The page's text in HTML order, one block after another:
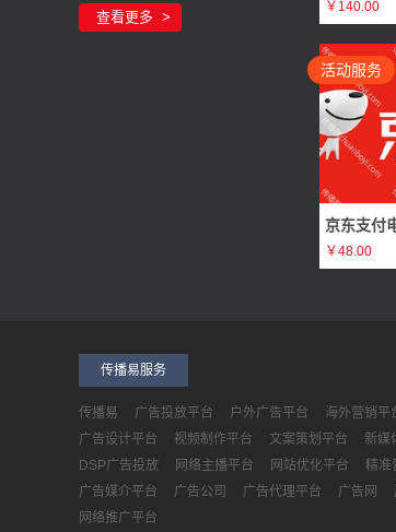
上海聚彩电子科技有限公司需求
移动广告
辽宁中恒信土地房地产资产评估有限公司需求 广
电梯广告
否广告
深圳市天然计划科技有限公司需求 否广告
锦州达富企业服务有限公司需求
查看更多
￥140.00
￥48.00
活动服务
传播易服务
传播易 广告投放平台 户外广告平台 海外营销平
广告设计平台
视频制作平台 文案策划平台 新媒
DSP广告投放
网络主播平台 网站优化平台 精准
广告媒介平台
广告公司 广告代理平台 广告网
网络推广平台